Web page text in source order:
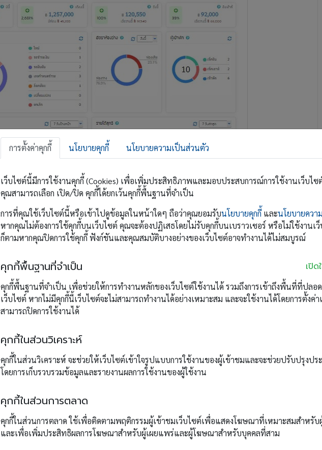
การตั้งค่าคุกกี้ นโยบายคุกกี้ นโยบายความเป็นส่วนตัว
เว็บไซต์นี้มีการใช้งานคุกกี้ (Cookies) เพื่อเพิ่มประสิทธิภาพและมอบประสบการณ์การใช้งานเว็บไ
คุณสามารถเลือก เปิด/ปิด คุกกี้ได้ยกเว้นคุกกี้พื้นฐานที่จำเป็น
การที่คุณใช้เว็บไซต์นี้หรือเข้าไปดูข้อมูลในหน้าใดๆ ถือว่าคุณยอมรับนโยบายคุกกี้และนโยบายควา
หากคุณไม่ต้องการใช้คุกกี้บนเว็บไซต์ คุณจะต้องปฏิเสธโดยไม่รับคุกกี้บนเบราวเซอร์ หรือไม่ใช้งานเ
ก็ตามหากคุณปิดการใช้คุกกี้ ฟังก์ชันและคุณสมบัติบางอย่างของเว็บไซต์อาจทำงานได้ไม่สมบูรณ์
คุกกี้พื้นฐานที่จำเป็น เปิด
คุกกี้พื้นฐานที่จำเป็น เพื่อช่วยให้การทำงานหลักของเว็บไซต์ใช้งานได้ รวมถึงการเข้าถึงพื้นที่ที่ปลอ
เว็บไซต์ หากไม่มีคุกกี้นี้เว็บไซต์จะไม่สามารถทำงานได้อย่างเหมาะสม และจะใช้งานได้โดยการตั้งค่
สามารถปิดการใช้งานได้
คุกกี้ในส่วนวิเคราะห์
คุกกี้ในส่วนวิเคราะห์ จะช่วยให้เว็บไซต์เข้าใจรูปแบบการใช้งานของผู้เข้าชมและจะช่วยปรับปรุงปร
โดยการเก็บรวบรวมข้อมูลและรายงานผลการใช้งานของผู้ใช้งาน
คุกกี้ในส่วนการตลาด
คุกกี้ในส่วนการตลาด ใช้เพื่อติดตามพฤติกรรมผู้เข้าชมเว็บไซต์เพื่อแสดงโฆษณาที่เหมาะสมสำหรับ
และเพื่อเพิ่มประสิทธิผลการโฆษณาสำหรับผู้เผยแพร่และผู้โฆษณาสำหรับบุคคลที่สาม